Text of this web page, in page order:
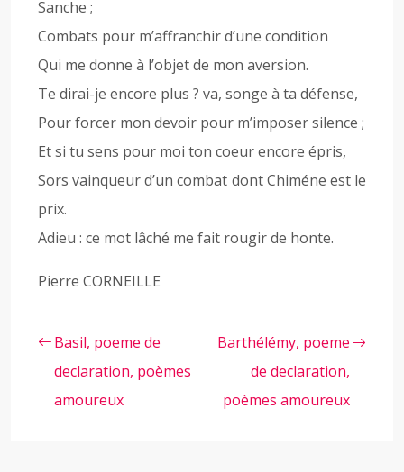
Sanche ;
Combats pour m’affranchir d’une condition
Qui me donne à l’objet de mon aversion.
Te dirai-je encore plus ? va, songe à ta défense,
Pour forcer mon devoir pour m’imposer silence ;
Et si tu sens pour moi ton coeur encore épris,
Sors vainqueur d’un combat dont Chiméne est le
prix.
Adieu : ce mot lâché me fait rougir de honte.
Pierre CORNEILLE
Basil, poeme de
declaration, poèmes
amoureux
Barthélémy, poeme
de declaration,
poèmes amoureux